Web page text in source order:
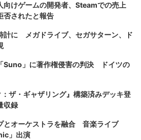
向けゲームの開発者、Steamでの売上
否されたと報告
計に メガドライブ、セガサターン、ド
Suno」に著作権侵害の判決 ドイツの
ザ・ギャザリング』構築済みデッキ登
収録
とオーケストラを融合 音楽ライブ
」出演